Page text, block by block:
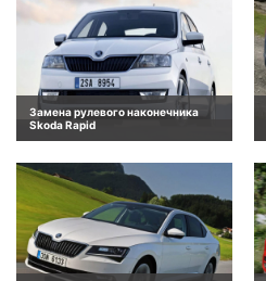
Замена рулевого наконечника
Skoda Rapid